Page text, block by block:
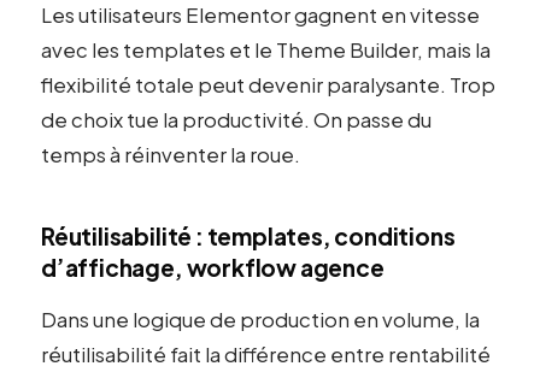
Les utilisateurs Elementor gagnent en vitesse
avec les templates et le Theme Builder, mais la
flexibilité totale peut devenir paralysante. Trop
de choix tue la productivité. On passe du
temps à réinventer la roue.
Réutilisabilité : templates, conditions
d’affichage, workflow agence
Dans une logique de production en volume, la
réutilisabilité fait la différence entre rentabilité